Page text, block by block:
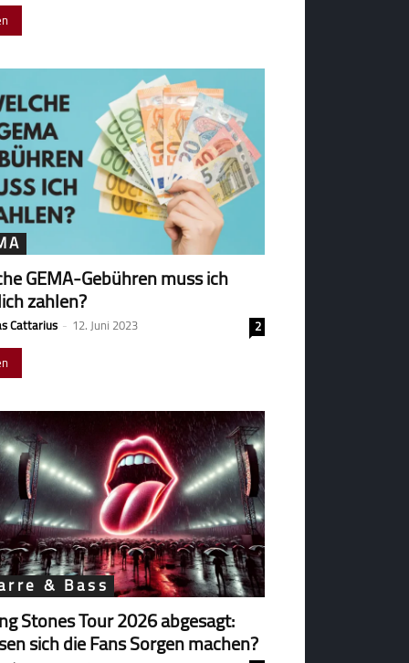
GEMA-Gebühren muss ich
zahlen?
Cattarius - 12. Juni 2023
2
& Bass
Stones Tour 2026 abgesagt:
sich die Fans Sorgen machen?